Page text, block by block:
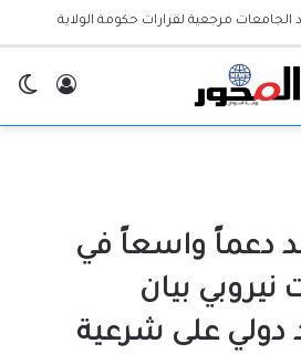
من القاهرة إلي الخرطوم.. أكثر من زاوية
دعماً واسعاً في
نيروبي بيان
دولي على شرعية